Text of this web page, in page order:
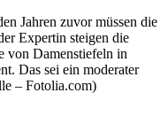
Jahren zuvor müssen die
Expertin steigen die
von Damenstiefeln in
Das sei ein moderater
– Fotolia.com)